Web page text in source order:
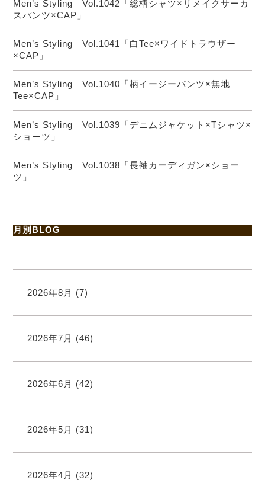
Men’s Styling Vol.1042「総柄シャツ×リメイクサーカ
スパンツ×CAP」
Men’s Styling Vol.1041「白Tee×ワイドトラウザー
×CAP」
Men’s Styling Vol.1040「柄イージーパンツ×無地
Tee×CAP」
Men’s Styling Vol.1039「デニムジャケット×Tシャツ×
ショーツ」
Men’s Styling Vol.1038「長袖カーディガン×ショー
ツ」
月別BLOG
2026年8月 (7)
2026年7月 (46)
2026年6月 (42)
2026年5月 (31)
2026年4月 (32)